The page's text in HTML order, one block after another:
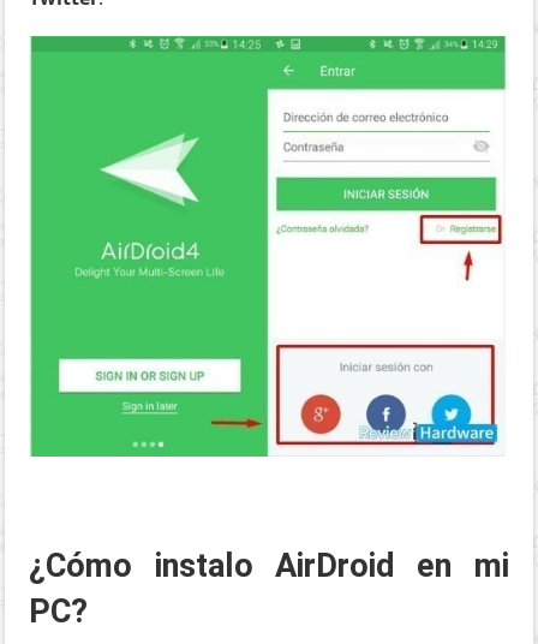
¿Cómo instalo AirDroid en mi
PC?